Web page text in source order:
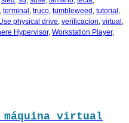
, terminal , truco, tumbleweed , tutorial ,
physical drive, verificacion, virtual ,
Hypervisor, Workstation Player,
virtual